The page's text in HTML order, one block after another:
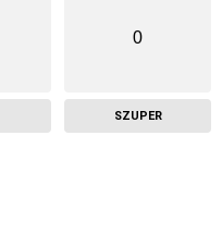
0
SZUPER